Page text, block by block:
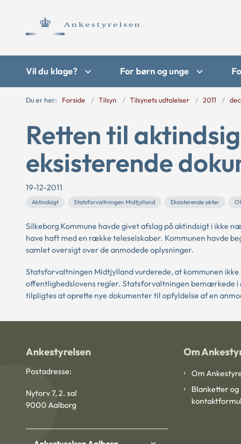
Vil du klage? For børn og unge
Du er her: Forside Tilsyn Tilsynets udtalelser 2011 dec
Retten til
eksisterende
19-12-2011
Aktindsigt Statsforvaltningen Midtjylland Eksisterende akter
Silkeborg Kommune havde givet afslag på aktindsigt i ikke
have haft med en række teleselskaber. Kommunen havde
samlet oversigt over de anmodede oplysninger.
Statsforvaltningen Midtjylland vurderede, at kommunen
offentlighedslovens regler. Statsforvaltningen bemærkede i
tilpligtes at oprette nye dokumenter til opfyldelse af en
Ankestyrelsen
Postadresse:
Nytorv 7, 2. sal
9000 Aalborg
Om
Om
Blanketter og